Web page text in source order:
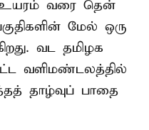
உயரம் வரை தென்
மேல் ஒரு
வட தமிழக
வளிமண்டலத்தில்
தாழ்வுப் பாதை